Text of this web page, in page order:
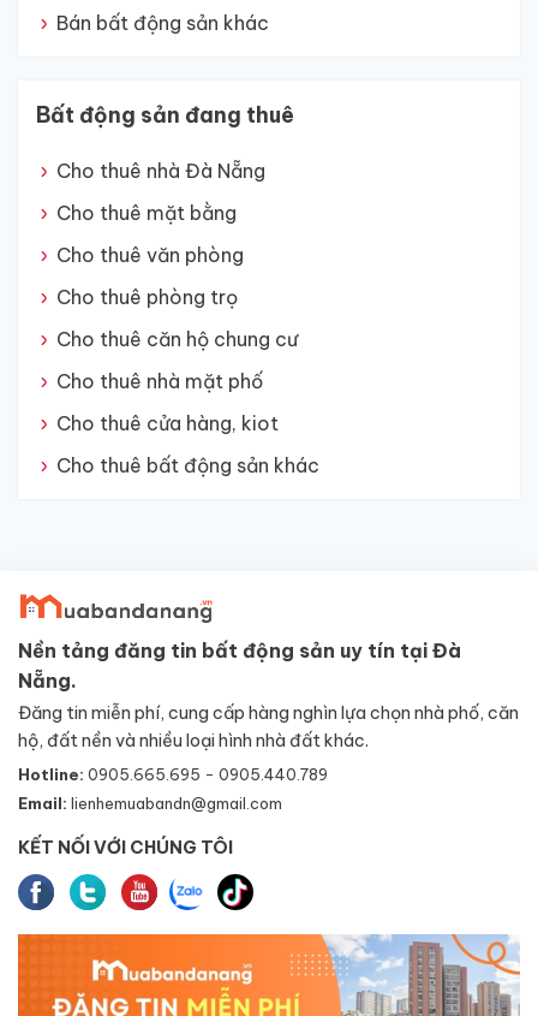
Bán bất động sản khác
Bất động sản đang thuê
Cho thuê nhà Đà Nẵng
Cho thuê mặt bằng
Cho thuê văn phòng
Cho thuê phòng trọ
Cho thuê căn hộ chung cư
Cho thuê nhà mặt phố
Cho thuê cửa hàng, kiot
Cho thuê bất động sản khác
Nền tảng đăng tin bất động sản uy tín tại Đà
Nẵng.
Đăng tin miễn phí, cung cấp hàng nghìn lựa chọn nhà phố, căn
hộ, đất nền và nhiều loại hình nhà đất khác.
Hotline: 0905.665.695 - 0905.440.789
Email: lienhemuabandn@gmail.com
KẾT NỐI VỚI CHÚNG TÔI